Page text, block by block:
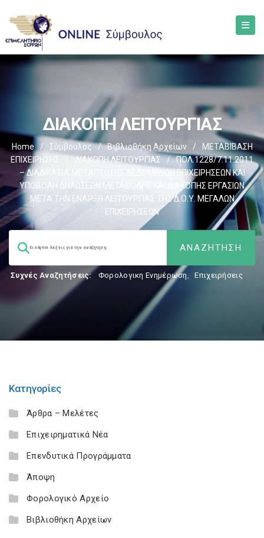
ΔΙΑΚΟΠΗ ΛΕΙΤΟΥΡΓΙΑΣ
Home / Σύμβουλος / Βιβλιοθήκη Αρχείων /
ΜΕΤΑΒΙΒΑΣΗ
ΕΠΙΧΕIΡΗΣΗΣ
/ ΔΙΑΚΟΠΗ ΛΕΙΤΟΥΡΓΙΑΣ /
ΠΟΛ.1228/7.11.2011
– ΔΙΑΔΙΚΑΣΙΑ ΜΕΤΑΠΤΩΣΗΣ ΔΕΔΟΜΕΝΩΝ ΕΠΙΧΕΙΡΗΣΕΩΝ ΚΑΙ
ΥΠΟΒΟΛΗ ΔΗΛΩΣΕΩΝ ΜΕΤΑΒΟΛΗΣ ΚΑΙ ΔΙΑΚΟΠΗΣ ΕΡΓΑΣΙΩΝ
ΜΕΤΑ ΤΗΝ ΕΝΑΡΞΗ ΛΕΙΤΟΥΡΓΙΑΣ ΤΗΣ Δ.Ο.Υ. ΜΕΓΑΛΩΝ
ΕΠΙΧΕΙΡΗΣΕΩΝ
Συχνές Αναζητήσεις: Φορολογικη Ενημέρωση, Επιχειρήσεις
Κατηγορίες
Άρθρα – Μελέτες
Επιχειρηματικά Νέα
Επενδυτικά Προγράμματα
Άποψη
Φορολογικό Αρχείο
Βιβλιοθήκη Αρχείων